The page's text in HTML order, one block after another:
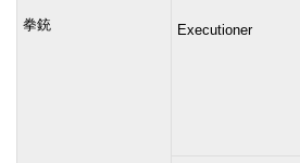
拳銃 Executioner